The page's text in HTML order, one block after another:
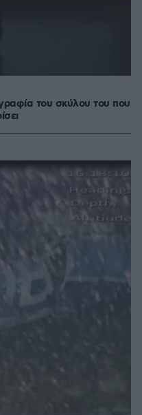
του σκύλου του που